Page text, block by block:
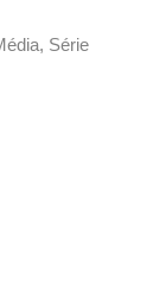
Série